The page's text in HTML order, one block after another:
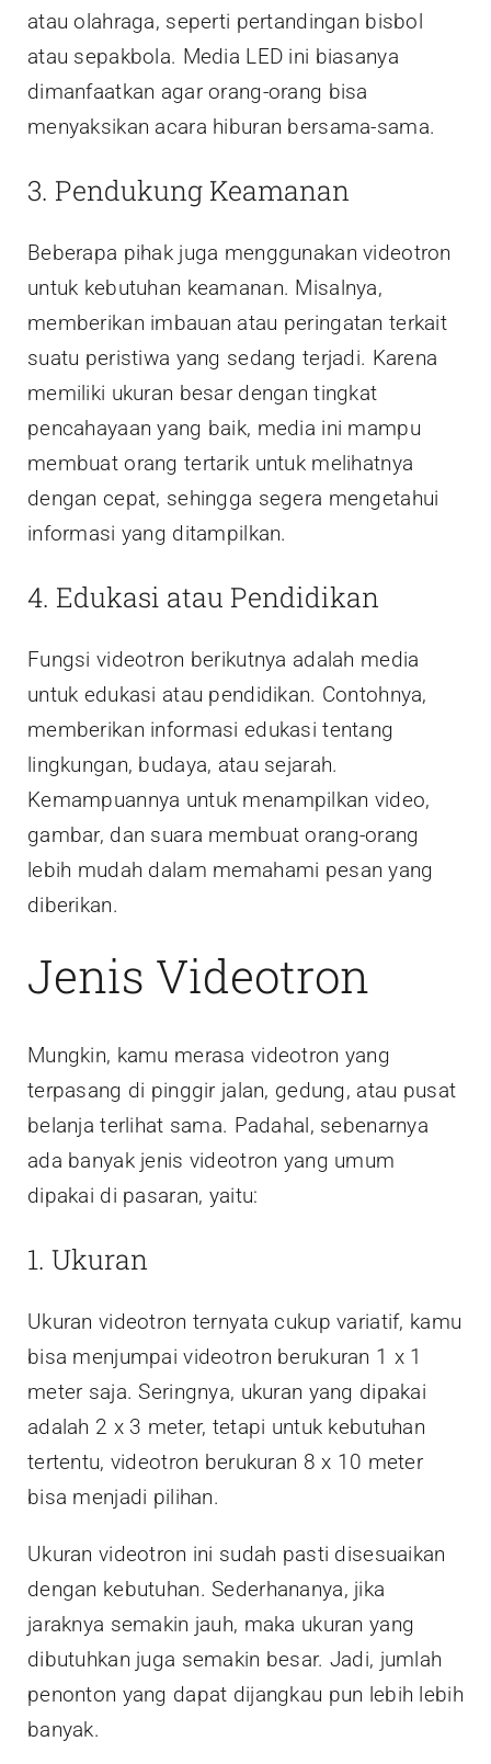
atau olahraga, seperti pertandingan bisbol
atau sepakbola. Media LED ini biasanya
dimanfaatkan agar orang-orang bisa
menyaksikan acara hiburan bersama-sama.
3. Pendukung Keamanan
Beberapa pihak juga menggunakan videotron
untuk kebutuhan keamanan. Misalnya,
memberikan imbauan atau peringatan terkait
suatu peristiwa yang sedang terjadi. Karena
memiliki ukuran besar dengan tingkat
pencahayaan yang baik, media ini mampu
membuat orang tertarik untuk melihatnya
dengan cepat, sehingga segera mengetahui
informasi yang ditampilkan.
4. Edukasi atau Pendidikan
Fungsi videotron berikutnya adalah media
untuk edukasi atau pendidikan. Contohnya,
memberikan informasi edukasi tentang
lingkungan, budaya, atau sejarah.
Kemampuannya untuk menampilkan video,
gambar, dan suara membuat orang-orang
lebih mudah dalam memahami pesan yang
diberikan.
Jenis Videotron
Mungkin, kamu merasa videotron yang
terpasang di pinggir jalan, gedung, atau pusat
belanja terlihat sama. Padahal, sebenarnya
ada banyak jenis videotron yang umum
dipakai di pasaran, yaitu:
1. Ukuran
Ukuran videotron ternyata cukup variatif, kamu
bisa menjumpai videotron berukuran 1 x 1
meter saja. Seringnya, ukuran yang dipakai
adalah 2 x 3 meter, tetapi untuk kebutuhan
tertentu, videotron berukuran 8 x 10 meter
bisa menjadi pilihan.
Ukuran videotron ini sudah pasti disesuaikan
dengan kebutuhan. Sederhananya, jika
jaraknya semakin jauh, maka ukuran yang
dibutuhkan juga semakin besar. Jadi, jumlah
penonton yang dapat dijangkau pun lebih lebih
banyak.